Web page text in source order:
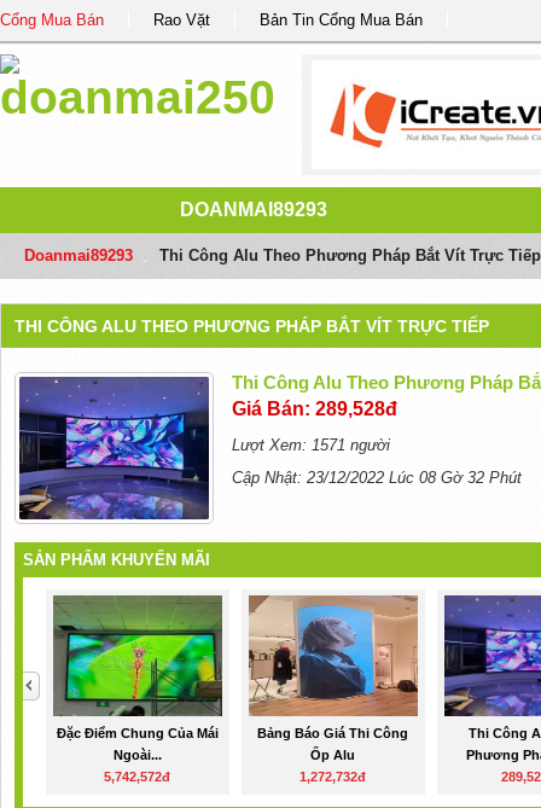
Cổng Mua Bán Rao Vặt Bản Tin Cổng Mua Bán
DOANMAI89293
Doanmai89293 Thi Công Alu Theo Phương Pháp Bắt Vít Trực Tiếp
THI CÔNG ALU THEO PHƯƠNG PHÁP BẮT VÍT TRỰC TIẾP
Thi Công Alu Theo Phương Pháp
Giá Bán: 289,528đ
Lượt Xem: 1571 người
Cập Nhật: 23/12/2022 Lúc 08 Gờ 32 Phút
SẢN PHẨM KHUYẾN MÃI
Đặc Điểm Chung Của Mái
Ngoài...
5,742,572đ
Bảng Báo Giá Thi Công
Ốp Alu
1,272,732đ
Thi Công
Phương